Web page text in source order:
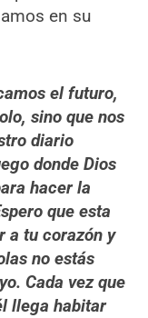
en su
el futuro,
sino que nos
diario
donde Dios
hacer la
que esta
a tu corazón y
no estás
Cada vez que
llega habitar